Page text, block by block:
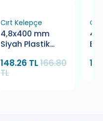
Cırt Kelepçe
4,8x400 mm
Siyah Plastik
148.26 TL166.80
TL